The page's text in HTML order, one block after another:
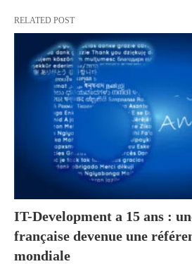
RELATED POST
IT-Development a 15 ans :
française devenue une
mondiale